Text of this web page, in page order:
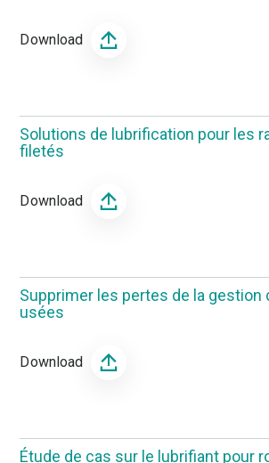
Download
Solutions de lubrification pour les
filetés
Download
Supprimer les pertes de la gestion
usées
Download
Étude de cas sur le lubrifiant pour